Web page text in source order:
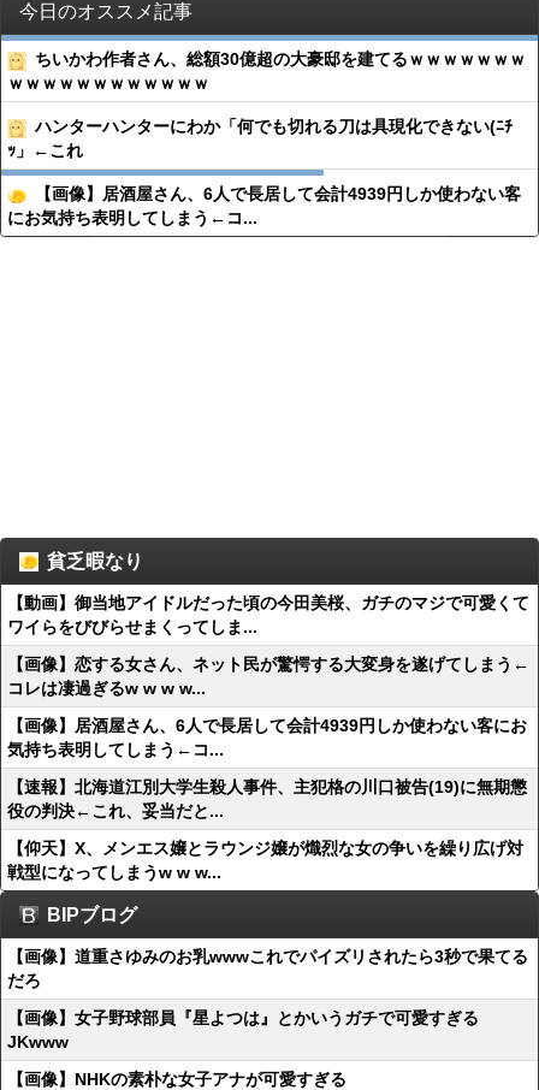
今日のオススメ記事
ちいかわ作者さん、総額30億超の大豪邸を建てるｗｗｗｗｗｗｗ
ｗｗｗｗｗｗｗｗｗｗｗｗ
ハンターハンターにわか「何でも切れる刀は具現化できない(ﾆﾁ
ｯ」←これ
【画像】居酒屋さん、6人で長居して会計4939円しか使わない客
にお気持ち表明してしまう←コ...
貧乏暇なり
【動画】御当地アイドルだった頃の今田美桜、ガチのマジで可愛くて
ワイらをびびらせまくってしま...
【画像】恋する女さん、ネット民が驚愕する大変身を遂げてしまう←
コレは凄過ぎるw w w w...
【画像】居酒屋さん、6人で長居して会計4939円しか使わない客にお
気持ち表明してしまう←コ...
【速報】北海道江別大学生殺人事件、主犯格の川口被告(19)に無期懲
役の判決←これ、妥当だと...
【仰天】X、メンエス嬢とラウンジ嬢が熾烈な女の争いを繰り広げ対
戦型になってしまうw w w...
BIPブログ
【画像】道重さゆみのお乳wwwこれでパイズリされたら3秒で果てる
だろ
【画像】女子野球部員『星よつは』とかいうガチで可愛すぎる
JKwww
【画像】NHKの素朴な女子アナが可愛すぎる